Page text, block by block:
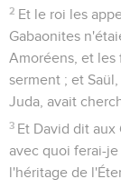
2 Et le roi les
Gabaonites
Amoréens, et les
serment ; et
Juda, avait
3 Et David dit aux
avec quoi ferai-
l'héritage de